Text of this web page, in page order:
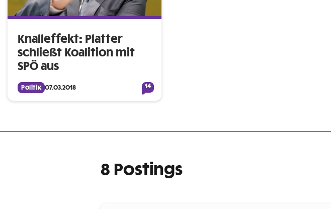
Knalleffekt: Platter
schließt Koalition mit
SPÖ aus
Politik 07.03.2018 14
8 Postings